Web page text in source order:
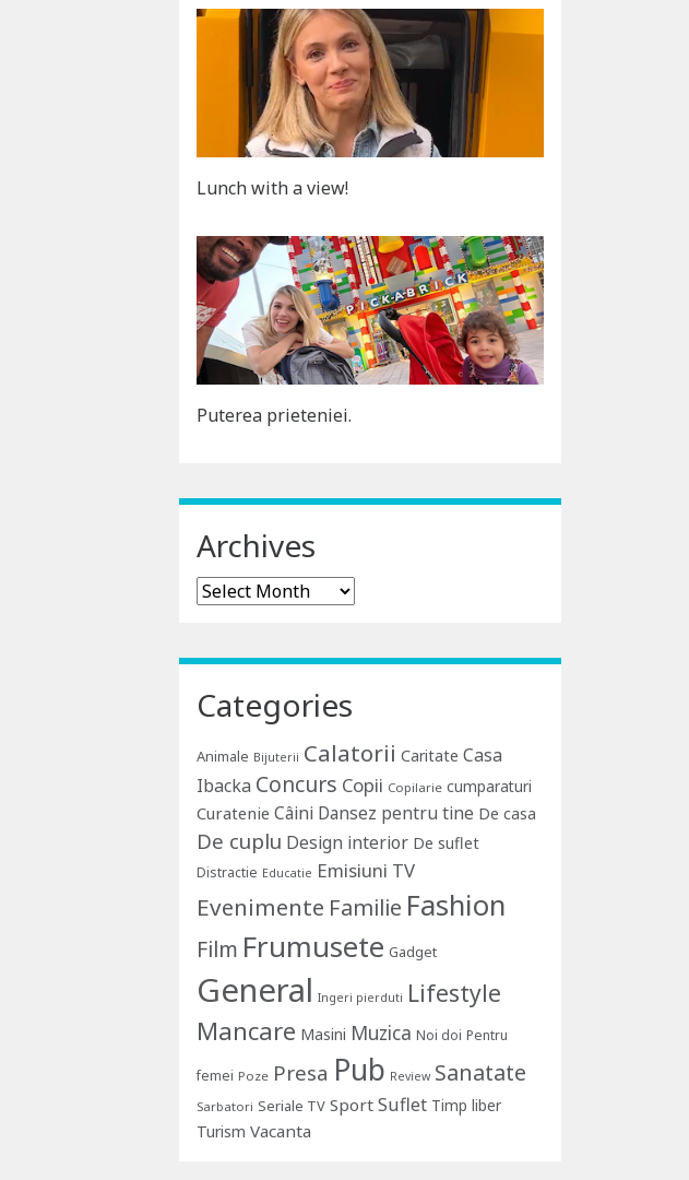
Lunch with a view!
Puterea prieteniei.
Archives
Archives
Categories
Animale Bijuterii Calatorii Caritate Casa
Ibacka Concurs Copii Copilarie cumparaturi
Curatenie Câini Dansez pentru tine De casa
De cuplu Design interior De suflet
Distractie Educatie Emisiuni TV
Evenimente Familie Fashion
Film Frumusete Gadget
General Ingeri pierduti Lifestyle
Mancare Masini Muzica Noi doi Pentru
femei Poze Presa Pub Review Sanatate
Sarbatori Seriale TV Sport Suflet Timp liber
Turism Vacanta